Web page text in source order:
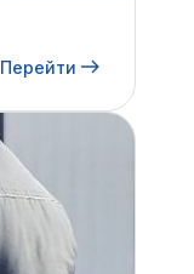
Перейти